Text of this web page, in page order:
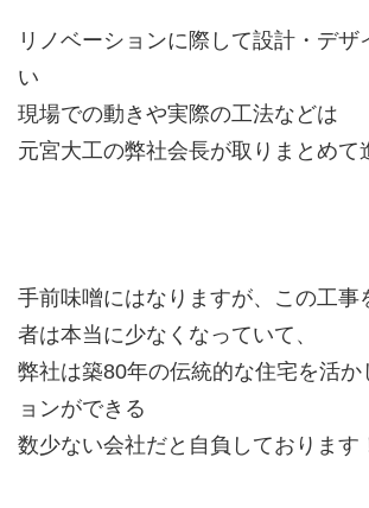
リノベーションに際して設計・デザ
い
現場での動きや実際の工法などは
元宮大工の弊社会長が取りまとめて
手前味噌にはなりますが、この工事
者は本当に少なくなっていて、
弊社は築80年の伝統的な住宅を活か
ョンができる
数少ない会社だと自負しております